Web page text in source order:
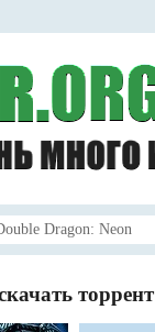
Dragon: Neon
торрент